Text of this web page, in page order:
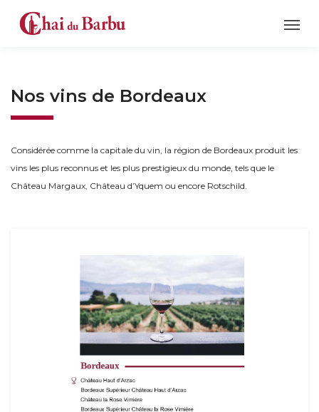
Nos vins de Bordeaux
Considérée comme la capitale du vin, la région de Bordeaux produit les
vins les plus reconnus et les plus prestigieux du monde, tels que le
Château Margaux, Château d’Yquem ou encore Rotschild.